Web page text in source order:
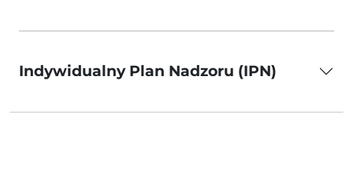
Indywidualny Plan Nadzoru (IPN)